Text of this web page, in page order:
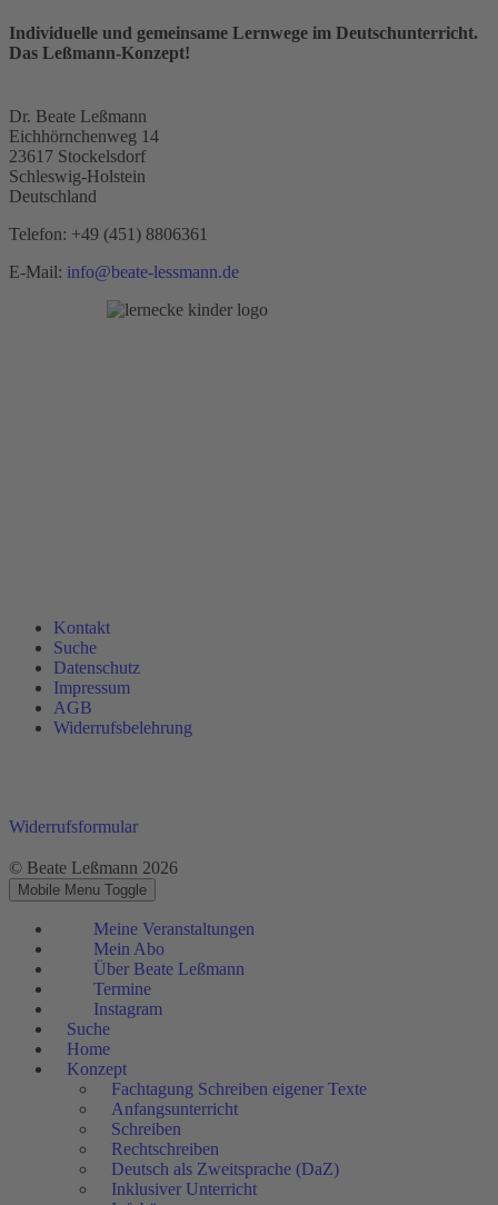
Individuelle und gemeinsame Lernwege im Deutschunterricht.
Das Leßmann-Konzept!
Dr. Beate Leßmann
Eichhörnchenweg 14
23617 Stockelsdorf
Schleswig-Holstein
Deutschland
Telefon: +49 (451) 8806361
E-Mail: info@beate-lessmann.de
Kontakt
Suche
Datenschutz
Impressum
AGB
Widerrufsbelehrung
Widerrufsformular
© Beate Leßmann 2026
Mobile Menu Toggle
Meine Veranstaltungen
Mein Abo
Über Beate Leßmann
Termine
Instagram
Suche
Home
Konzept
Fachtagung Schreiben eigener Texte
Anfangsunterricht
Schreiben
Rechtschreiben
Deutsch als Zweitsprache (DaZ)
Inklusiver Unterricht